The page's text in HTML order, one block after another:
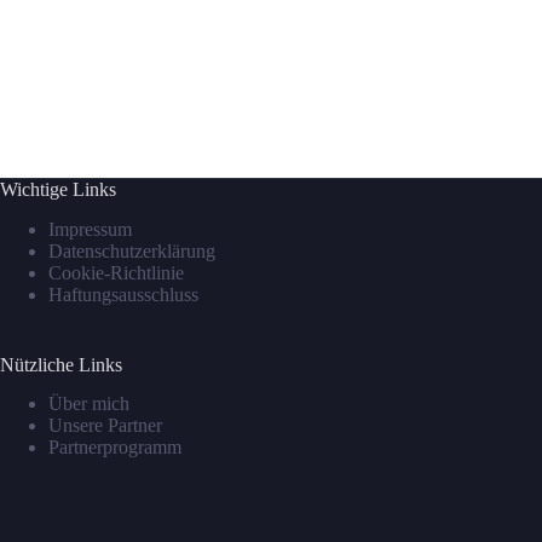
Wichtige Links
Impressum
Datenschutzerklärung
Cookie-Richtlinie
Haftungsausschluss
Nützliche Links
Über mich
Unsere Partner
Partnerprogramm